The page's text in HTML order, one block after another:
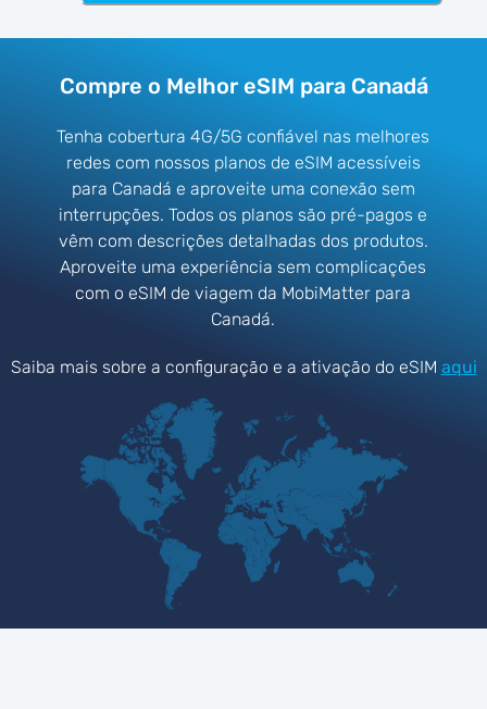
Compre o Melhor eSIM para Canadá
Tenha cobertura 4G/5G confiável nas melhores
redes com nossos planos de eSIM acessíveis
para Canadá e aproveite uma conexão sem
interrupções. Todos os planos são pré-pagos e
vêm com descrições detalhadas dos produtos.
Aproveite uma experiência sem complicações
com o eSIM de viagem da MobiMatter para
Canadá.
Saiba mais sobre a configuração e a ativação do eSIM aqui